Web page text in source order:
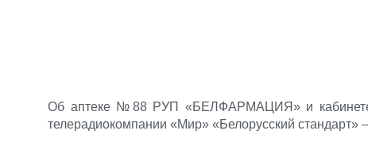
Об аптеке №88 РУП «БЕЛФАРМАЦИЯ» и кабинете
телерадиокомпании «Мир» «Белорусский стандарт»